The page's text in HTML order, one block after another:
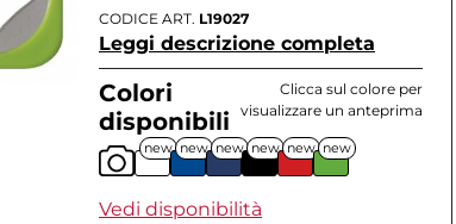
CODICE ART. L19027
Leggi descrizione completa
Colori
disponibili
Clicca sul colore per
visualizzare un anteprima
new new new new new new
Vedi disponibilità